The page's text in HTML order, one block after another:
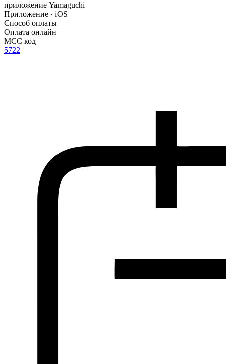
приложение Yamaguchi
Приложение · iOS
Способ оплаты
Оплата онлайн
MCC код
5722